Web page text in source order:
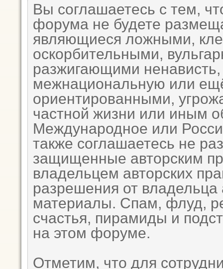
Вы соглашаетесь с тем,
форума не будете
являющиеся ложными,
оскорбительными,
разжигающими
межнациональную или
ориентированными,
частной жизни или иным
Международное или
также соглашаетесь не
защищенные авторским
владельцем авторских
разрешения от владельца
материалы. Спам, флуд,
счастья, пирамиды и
на этом форуме.
Отметим, что для